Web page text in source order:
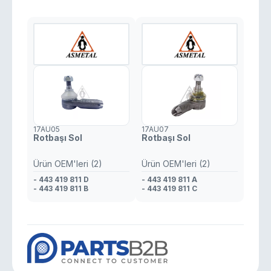
17AU05
Rotbaşı Sol
Ürün OEM'leri (2)
- 443 419 811 D
- 443 419 811 B
17AU07
Rotbaşı Sol
Ürün OEM'leri (2)
- 443 419 811 A
- 443 419 811 C